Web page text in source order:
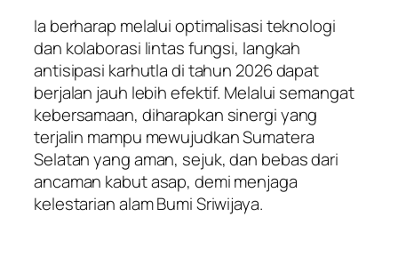
Ia berharap melalui optimalisasi teknologi
dan kolaborasi lintas fungsi, langkah
antisipasi karhutla di tahun 2026 dapat
berjalan jauh lebih efektif. Melalui semangat
kebersamaan, diharapkan sinergi yang
terjalin mampu mewujudkan Sumatera
Selatan yang aman, sejuk, dan bebas dari
ancaman kabut asap, demi menjaga
kelestarian alam Bumi Sriwijaya.